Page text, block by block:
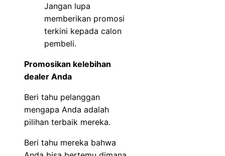
Jangan lupa
memberikan promosi
terkini kepada calon
pembeli.
Promosikan kelebihan
dealer Anda
Beri tahu pelanggan
mengapa Anda adalah
pilihan terbaik mereka.
Beri tahu mereka bahwa